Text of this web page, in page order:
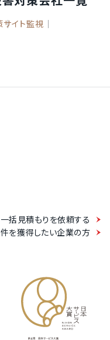
サイト監視
一括見積もりを依頼する
を獲得したい企業の方